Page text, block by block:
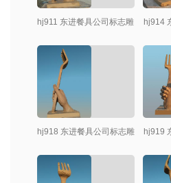
hj911 东进餐具公司标志雕
hj914
hj918 东进餐具公司标志雕
hj919